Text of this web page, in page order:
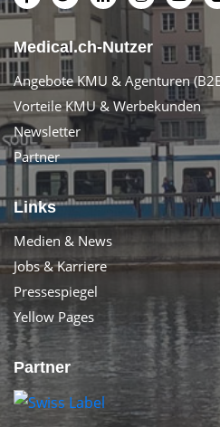
Medical.ch-Nutzer
Angebote KMU & Agenturen
Vorteile KMU & Werbekunden
Newsletter
Partner
Links
Medien & News
Jobs & Karriere
Pressespiegel
Yellow Pages
Partner